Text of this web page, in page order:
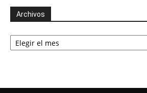
Archivos
Archivos